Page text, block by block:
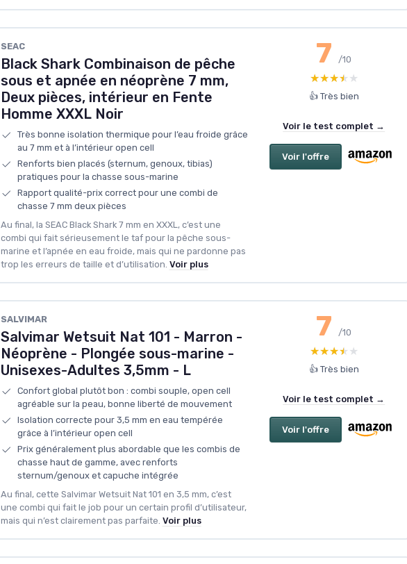
SEAC
Black Shark Combinaison de pêche
sous et apnée en néoprène 7 mm,
Deux pièces, intérieur en Fente
Homme XXXL Noir
Très bonne isolation thermique pour l’eau froide grâce
au 7 mm et à l’intérieur open cell
Renforts bien placés (sternum, genoux, tibias)
pratiques pour la chasse sous-marine
Rapport qualité-prix correct pour une combi de
chasse 7 mm deux pièces
Au final, la SEAC Black Shark 7 mm en XXXL, c’est une
combi qui fait sérieusement le taf pour la pêche sous-
marine et l’apnée en eau froide, mais qui ne pardonne pas
trop les erreurs de taille et d’utilisation. Voir plus
7/10
★★★★★
★★★★★
👍 Très bien
Voir le test complet →
Voir l'offre
SALVIMAR
Salvimar Wetsuit Nat 101 - Marron -
Néoprène - Plongée sous-marine -
Unisexes-Adultes 3,5mm - L
Confort global plutôt bon : combi souple, open cell
agréable sur la peau, bonne liberté de mouvement
Isolation correcte pour 3,5 mm en eau tempérée
grâce à l’intérieur open cell
Prix généralement plus abordable que les combis de
chasse haut de gamme, avec renforts
sternum/genoux et capuche intégrée
Au final, cette Salvimar Wetsuit Nat 101 en 3,5 mm, c’est
une combi qui fait le job pour un certain profil d’utilisateur,
mais qui n’est clairement pas parfaite. Voir plus
7/10
★★★★★
★★★★★
👍 Très bien
Voir le test complet →
Voir l'offre